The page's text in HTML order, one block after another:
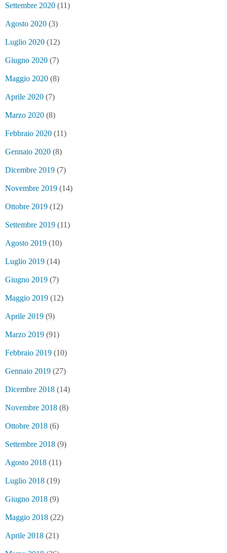
Settembre 2020 (11)
Agosto 2020 (3)
Luglio 2020 (12)
Giugno 2020 (7)
Maggio 2020 (8)
Aprile 2020 (7)
Marzo 2020 (8)
Febbraio 2020 (11)
Gennaio 2020 (8)
Dicembre 2019 (7)
Novembre 2019 (14)
Ottobre 2019 (12)
Settembre 2019 (11)
Agosto 2019 (10)
Luglio 2019 (14)
Giugno 2019 (7)
Maggio 2019 (12)
Aprile 2019 (9)
Marzo 2019 (91)
Febbraio 2019 (10)
Gennaio 2019 (27)
Dicembre 2018 (14)
Novembre 2018 (8)
Ottobre 2018 (6)
Settembre 2018 (9)
Agosto 2018 (11)
Luglio 2018 (19)
Giugno 2018 (9)
Maggio 2018 (22)
Aprile 2018 (21)